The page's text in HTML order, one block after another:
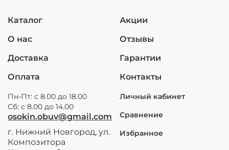
Каталог
О нас
Доставка
Оплата
Акции
Отзывы
Гарантии
Контакты
Пн-Пт: с 8.00 до 18.00
Сб: с 8.00 до 14.00
osokin.obuv@gmail.com
г. Нижний Новгород, ул.
Композитора
Личный кабинет
Сравнение
Избранное